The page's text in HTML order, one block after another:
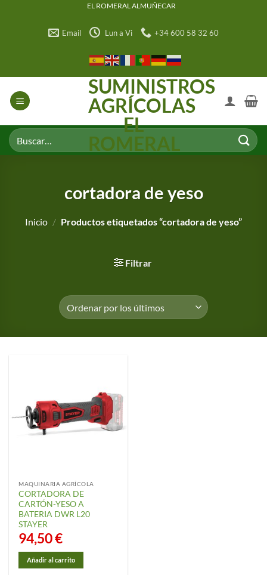
EL ROMERAL ALMUÑECAR
Email Lun a Vi +34 600 58 32 60
SUMINISTROS
AGRÍCOLAS
EL
ROMERAL
Buscar
por:
cortadora de yeso
Inicio / Productos etiquetados “cortadora de yeso”
Filtrar
MAQUINARIA AGRÍCOLA
CORTADORA DE
CARTÓN-YESO A
BATERIA DWR L20
STAYER
94,50€
Añadir al carrito